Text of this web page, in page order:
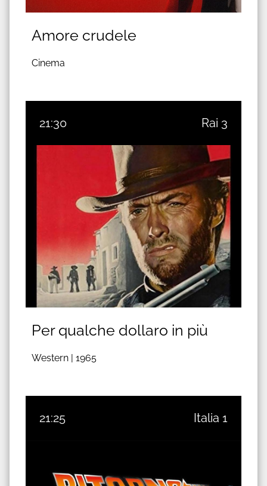
Amore crudele
Cinema
21:30 Rai 3
Per qualche dollaro in più
Western | 1965
21:25 Italia 1